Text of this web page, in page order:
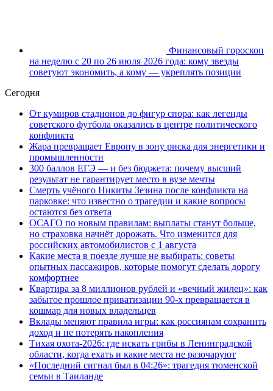
Финансовый гороскоп
на неделю с 20 по 26 июля 2026 года: кому звезды
советуют экономить, а кому — укреплять позиции
Сегодня
От кумиров стадионов до фигур спора: как легенды
советского футбола оказались в центре политического
конфликта
Жара превращает Европу в зону риска для энергетики и
промышленности
300 баллов ЕГЭ — и без бюджета: почему высший
результат не гарантирует место в вузе мечты
Смерть учёного Никиты Зезина после конфликта на
парковке: что известно о трагедии и какие вопросы
остаются без ответа
ОСАГО по новым правилам: выплаты станут больше,
но страховка начнёт дорожать. Что изменится для
российских автомобилистов с 1 августа
Какие места в поезде лучше не выбирать: советы
опытных пассажиров, которые помогут сделать дорогу
комфортнее
Квартира за 8 миллионов рублей и «вечный жилец»: как
забытое прошлое приватизации 90-х превращается в
кошмар для новых владельцев
Вклады меняют правила игры: как россиянам сохранить
доход и не потерять накопления
Тихая охота-2026: где искать грибы в Ленинградской
области, когда ехать и какие места не разочаруют
«Последний сигнал был в 04:26»: трагедия тюменской
семьи в Таиланде